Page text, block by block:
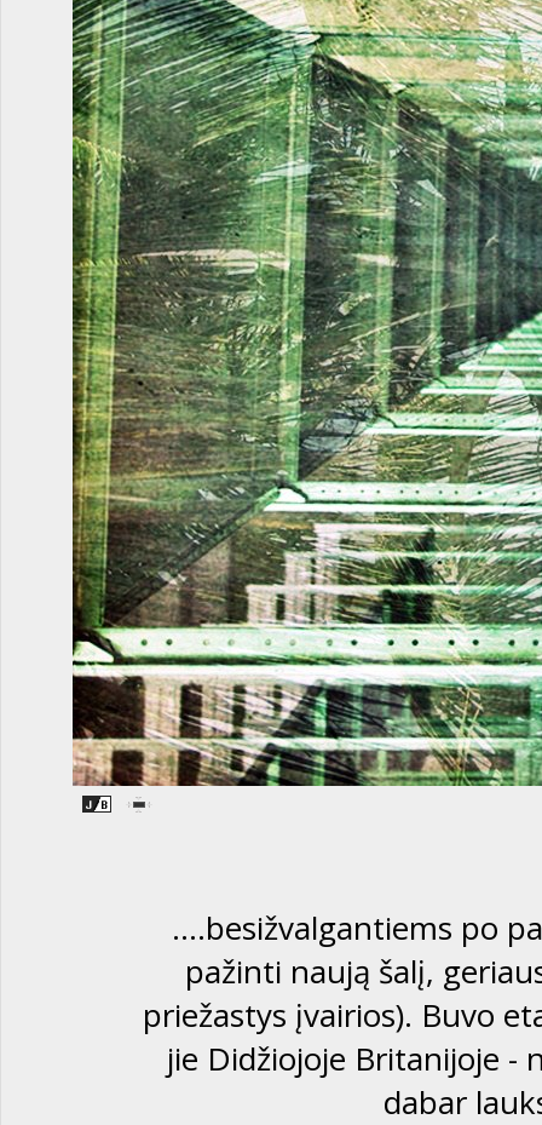
....besižvalgantiems po
pažinti naują šalį,
priežastys įvairios). Buvo
jie Didžiojoje Britanijoje -
dabar